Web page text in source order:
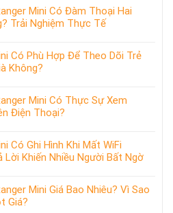
Mini Có Đàm Thoại Hai
Trải Nghiệm Thực Tế
Có Phù Hợp Để Theo Dõi Trẻ
Không?
Mini Có Thực Sự Xem
Điện Thoại?
Có Ghi Hình Khi Mất WiFi
Lời Khiến Nhiều Người Bất Ngờ
Mini Giá Bao Nhiêu? Vì Sao
Giá?